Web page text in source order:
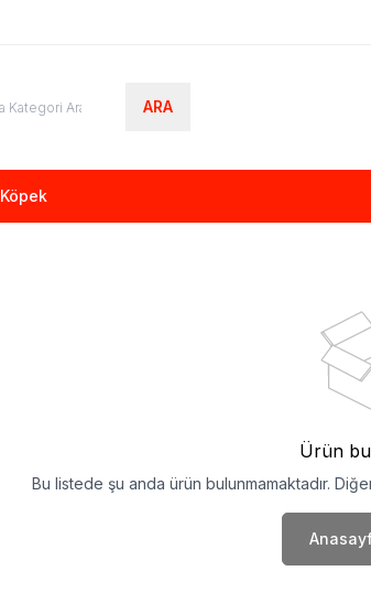
ARA
Köpek
Ürün
Bu listede şu anda ürün bulunmamaktadır.